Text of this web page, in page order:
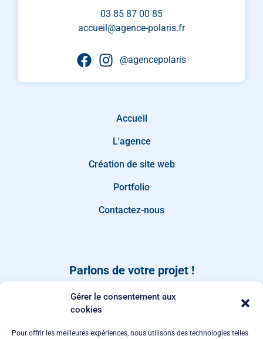
Gérer le consentement aux
cookies
Pour offrir les meilleures expériences, nous utilisons des technologies telles
03 85 87 00 85
accueil@agence-polaris.fr
@agencepolaris
Accueil
L'agence
Création de site web
Portfolio
Contactez-nous
Parlons de votre projet !
message depuis notre page de